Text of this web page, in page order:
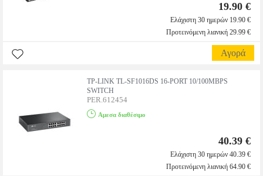
19.90 €
Ελάχιστη 30 ημερών 19.90 €
Προτεινόμενη λιανική 29.99 €
Αγορά
TP-LINK TL-SF1016DS 16-PORT 10/100MBPS
SWITCH
PER.612454
Αμεσα διαθέσιμο
40.39 €
Ελάχιστη 30 ημερών 40.39 €
Προτεινόμενη λιανική 64.90 €